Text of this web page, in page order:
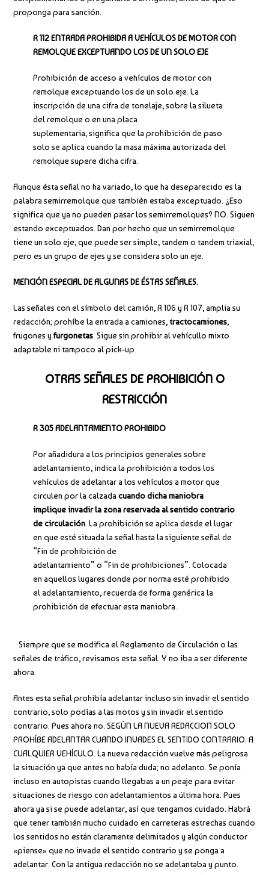
proponga para sanción.
R 112 ENTRADA PROHIBIDA A VEHÍCULOS DE MOTOR CON
REMOLQUE EXCEPTUANDO LOS DE UN SOLO EJE
Prohibición de acceso a vehículos de motor con
remolque exceptuando los de un solo eje. La
inscripción de una cifra de tonelaje, sobre la silueta
del remolque o en una placa
suplementaria, significa que la prohibición de paso
solo se aplica cuando la masa máxima autorizada del
remolque supere dicha cifra.
Aunque ésta señal no ha variado, lo que ha deseparecido es la
palabra semirremolque que también estaba exceptuado. ¿Eso
significa que ya no pueden pasar los semirremolques? NO. Siguen
estando exceptuados. Dan por hecho que un semirremolque
tiene un solo eje, que puede ser simple, tandem o tandem triaxial,
pero es un grupo de ejes y se considera solo un eje.
MENCIÓN ESPECIAL DE ALGUNAS DE ÉSTAS SEÑALES.
Las señales con el símbolo del camión, R 106 y R 107, amplia su
redacción; prohíbe la entrada a camiones,tractocamiones,
frugones yfurgonetas. Sigue sin prohibir al vehícullo mixto
adaptable ni tampoco al pick-up
OTRAS SEÑALES DE PROHIBICIÓN O
RESTRICCIÓN
R 305 ADELANTAMIENTO PROHIBIDO
Por añadidura a los principios generales sobre
adelantamiento, indica la prohibición a todos los
vehículos de adelantar a los vehículos a motor que
circulen por la calzada cuando dicha maniobra
implique invadir la zona reservada al sentido contrario
de circulación. La prohibición se aplica desde el lugar
en que esté situada la señal hasta la siguiente señal de
“Fin de prohibición de
adelantamiento” o “Fin de prohibiciones”. Colocada
en aquellos lugares donde por norma esté prohibido
el adelantamiento, recuerda de forma genérica la
prohibición de efectuar esta maniobra.
Siempre que se modifica el Reglamento de Circulación o las
señales de tráfico, revisamos esta señal. Y no iba a ser diferente
ahora.
Antes esta señal prohibía adelantar incluso sin invadir el sentido
contrario, solo podías a las motos y sin invadir el sentido
contrario. Pues ahora no. SEGÚN LA NUEVA REDACCION SOLO
PROHÍBE ADELANTAR CUANDO INVADES EL SENTIDO CONTRARIO. A
CUALQUIER VEHÍCULO. La nueva redacción vuelve más peligrosa
la situación ya que antes no había duda; no adelanto. Se ponía
incluso en autopistas cuando llegabas a un peaje para evitar
situaciones de riesgo con adelantamientos a última hora. Pues
ahora ya si se puede adelantar, así que tengamos cuidado. Habrá
que tener también mucho cuidado en carreteras estrechas cuando
los sentidos no están claramente delimitados y algún conductor
«piense» que no invade el sentido contrario y se ponga a
adelantar. Con la antigua redacción no se adelantaba y punto.